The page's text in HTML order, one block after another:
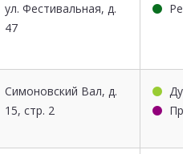
ул. Фестивальная, д.
47
Симоновский Вал, д.
15, стр. 2